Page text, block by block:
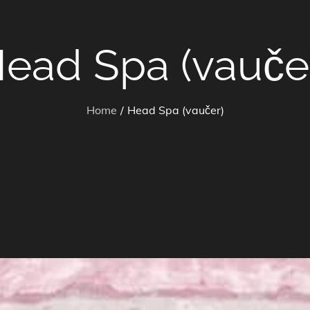
Spa
Home Head Spa (vaučer)